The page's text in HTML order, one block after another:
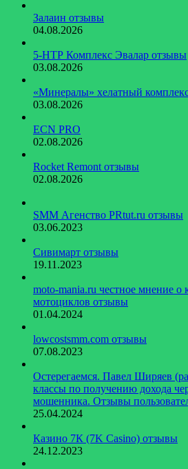
Залаин отзывы
04.08.2026
5-НТР Комплекс Эвалар отзывы
03.08.2026
«Минералы» хелатный
03.08.2026
ECN PRO
02.08.2026
Rocket Remont отзывы
02.08.2026
SMM Агенство PRtut.ru отзывы
03.06.2023
Сивимарт отзывы
19.11.2023
moto-mania.ru честное мнение
мотоциклов отзывы
01.04.2024
lowcostsmm.com отзывы
07.08.2023
Остерегаемся. Павел Ширяев
классы по получению дохода
мошенника. Отзывы
25.04.2024
Казино 7К (7K Casino) отзывы
24.12.2023